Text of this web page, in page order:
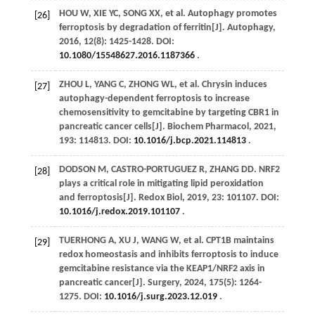
[26] HOU W, XIE YC, SONG XX, et al . Autophagy promotes
ferroptosis by degradation of ferritin[J]. Autophagy,
2016, 12(8): 1425-1428. DOI:
10.1080/15548627.2016.1187366.
[27] ZHOU L, YANG C, ZHONG WL, et al . Chrysin induces
autophagy-dependent ferroptosis to increase
chemosensitivity to gemcitabine by targeting CBR1 in
pancreatic cancer cells[J]. Biochem Pharmacol , 2021,
193: 114813. DOI: 10.1016/j.bcp.2021.114813.
[28] DODSON M , CASTRO-PORTUGUEZ R, ZHANG DD. NRF2
plays a critical role in mitigating lipid peroxidation
and ferroptosis[J]. Redox Biol , 2019, 23: 101107. DOI:
10.1016/j.redox.2019.101107.
[29] TUERHONG A, XU J, WANG W, et al . CPT1B maintains
redox homeostasis and inhibits ferroptosis to induce
gemcitabine resistance via the KEAP1/NRF2 axis in
pancreatic cancer[J]. Surgery, 2024, 175(5): 1264-
1275. DOI: 10.1016/j.surg.2023.12.019.